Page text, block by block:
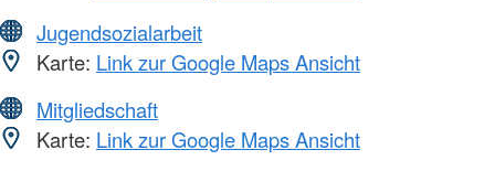
Jugendsozialarbeit
Karte: Link zur Google Maps Ansicht
Mitgliedschaft
Karte: Link zur Google Maps Ansicht